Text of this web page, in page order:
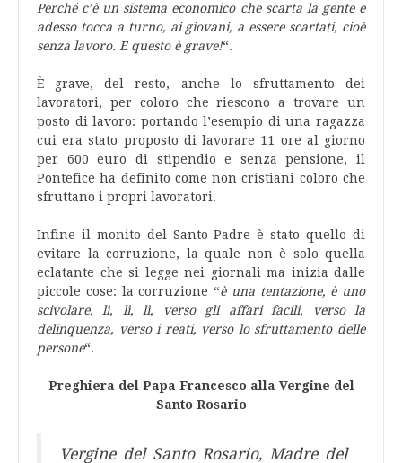
Perché c’è un sistema economico che scarta la gente e
adesso tocca a turno, ai giovani, a essere scartati, cioè
senza lavoro. E questo è grave!“.
È grave, del resto, anche lo sfruttamento dei
lavoratori, per coloro che riescono a trovare un
posto di lavoro: portando l’esempio di una ragazza
cui era stato proposto di lavorare 11 ore al giorno
per 600 euro di stipendio e senza pensione, il
Pontefice ha definito come non cristiani coloro che
sfruttano i propri lavoratori.
Infine il monito del Santo Padre è stato quello di
evitare la corruzione, la quale non è solo quella
eclatante che si legge nei giornali ma inizia dalle
piccole cose: la corruzione “è una tentazione, è uno
scivolare, lì, lì, lì, verso gli affari facili, verso la
delinquenza, verso i reati, verso lo sfruttamento delle
persone“.
Preghiera del Papa Francesco alla Vergine del
Santo Rosario
Vergine del Santo Rosario, Madre del